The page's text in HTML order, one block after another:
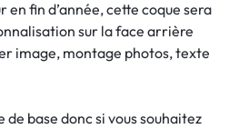
en fin d’année, cette coque sera
sur la face arrière
image, montage photos, texte
base donc si vous souhaitez